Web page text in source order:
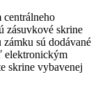
centrálneho
zásuvkové skrine
sú dodávané
elektronickým
skrine vybavenej